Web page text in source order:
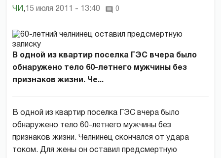
ЧИ , 15 июля 2011 - 13:40 0
В одной из квартир поселка ГЭС вчера было
обнаружено тело 60-летнего мужчины без
признаков жизни. Че...
В одной из квартир поселка ГЭС вчера было
обнаружено тело 60-летнего мужчины без
признаков жизни. Челнинец скончался от удара
током. Для жены он оставил предсмертную